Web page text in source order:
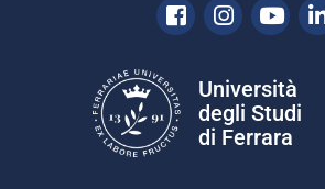
Facebook
Università
degli Studi
di Ferrara